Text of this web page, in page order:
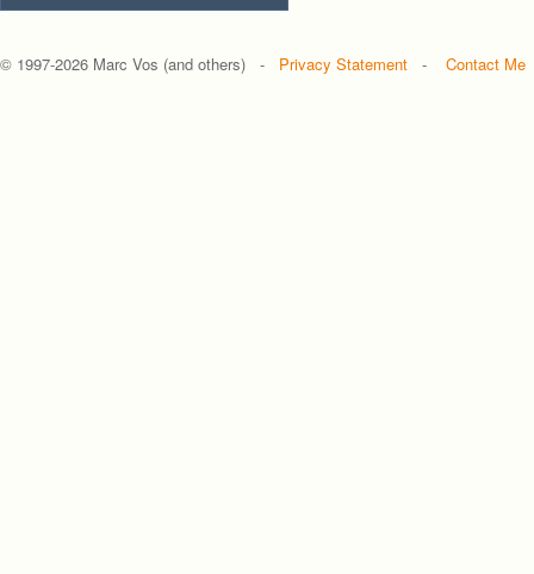
© 1997-2026 Marc Vos (and others) - Privacy Statement - Contact Me